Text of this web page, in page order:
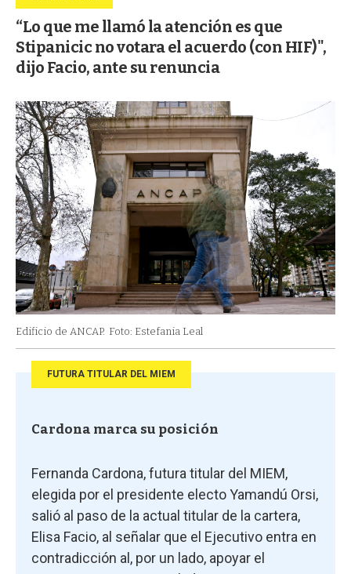
“Lo que me llamó la atención es que
Stipanicic no votara el acuerdo (con HIF)",
dijo Facio, ante su renuncia
Edificio de ANCAP. Foto: Estefania Leal
FUTURA TITULAR DEL MIEM
Cardona marca su posición
Fernanda Cardona, futura titular del MIEM,
elegida por el presidente electo Yamandú Orsi,
salió al paso de la actual titular de la cartera,
Elisa Facio, al señalar que el Ejecutivo entra en
contradicción al, por un lado, apoyar el